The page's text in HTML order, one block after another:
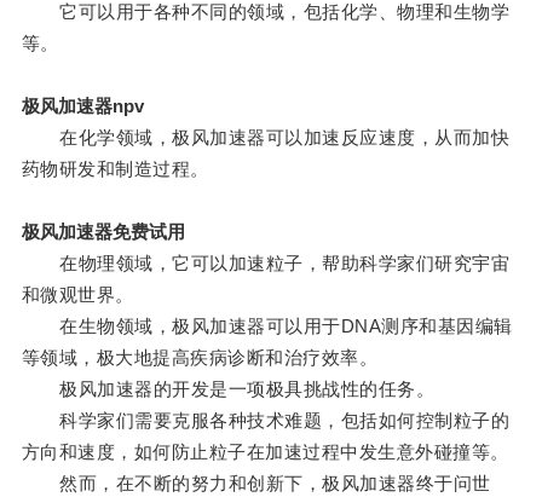
它可以用于各种不同的领域，包括化学、物理和生物学
等。
极风加速器npv
在化学领域，极风加速器可以加速反应速度，从而加快
药物研发和制造过程。
极风加速器免费试用
在物理领域，它可以加速粒子，帮助科学家们研究宇宙
和微观世界。
在生物领域，极风加速器可以用于DNA测序和基因编辑
等领域，极大地提高疾病诊断和治疗效率。
极风加速器的开发是一项极具挑战性的任务。
科学家们需要克服各种技术难题，包括如何控制粒子的
方向和速度，如何防止粒子在加速过程中发生意外碰撞等。
然而，在不断的努力和创新下，极风加速器终于问世